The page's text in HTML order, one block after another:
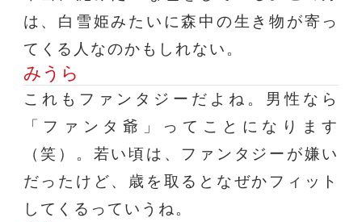
は、白雪姫みたいに森中の生き物が寄っ
てくる人なのかもしれない。
みうら
これもファンタジーだよね。男性なら
「ファンタ爺」ってことになります
（笑）。若い頃は、ファンタジーが嫌い
だったけど、歳を取るとなぜかフィット
してくるっていうね。